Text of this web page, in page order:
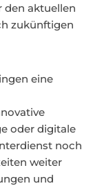
den aktuellen
zukünftigen
eine
oder digitale
noch
weiter
und